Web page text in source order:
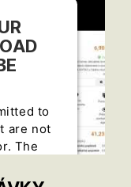
to
are not
The
this